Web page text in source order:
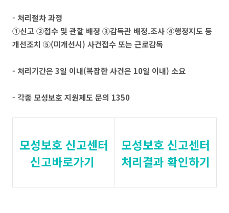
- 처리절차 과정
①신고 ②접수 및 관할 배정 ③감독관 배정.조사 ④행정지도 등
개선조치 ⑤(미개선시) 사건접수 또는 근로감독
- 처리기간은 3일 이내(복잡한 사건은 10일 이내) 소요
- 각종 모성보호 지원제도 문의 1350
모성보호 신고센터
신고바로가기
모성보호 신고센터
처리결과 확인하기